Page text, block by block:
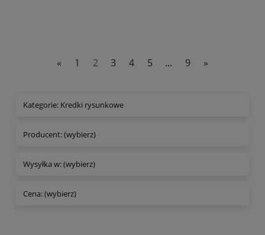
« 1 2 3 4 5 ... 9 »
Kategorie: Kredki rysunkowe
Producent: (wybierz)
Wysyłka w: (wybierz)
Cena: (wybierz)